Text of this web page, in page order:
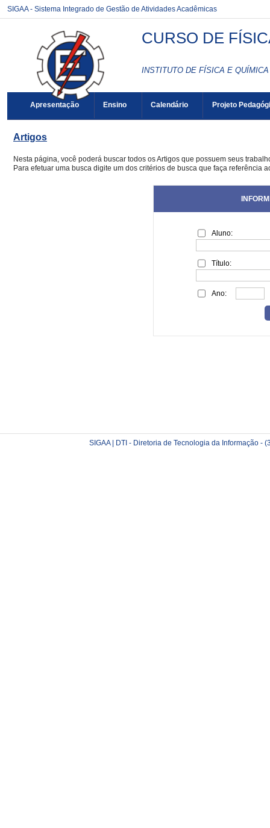
SIGAA - Sistema Integrado de Gestão de Atividades Acadêmicas
CURSO DE
INSTITUTO DE FÍSICA E
Apresentação Ensino Calendário Projeto
Artigos
Nesta página, você poderá buscar todos os Artigos que possuem seus
Para efetuar uma busca digite um dos critérios de busca que faça referência
Aluno:
Título:
Ano:
SIGAA | DTI - Diretoria de Tecnologia da Informação